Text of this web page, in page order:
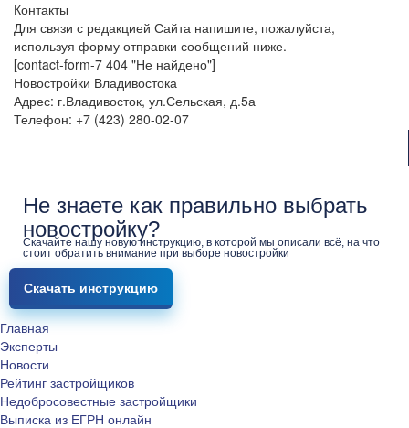
Контакты
Для связи с редакцией Сайта напишите, пожалуйста,
используя форму отправки сообщений ниже.
[contact-form-7 404 "Не найдено"]
Новостройки Владивостока
Адрес: г.Владивосток, ул.Сельская, д.5а
Телефон: +7 (423) 280-02-07
Не знаете как правильно выбрать
новостройку?
Скачайте нашу новую инструкцию, в которой мы описали всё, на что
стоит обратить внимание при выборе новостройки
Скачать инструкцию
Главная
Эксперты
Новости
Рейтинг застройщиков
Недобросовестные застройщики
Выписка из ЕГРН онлайн